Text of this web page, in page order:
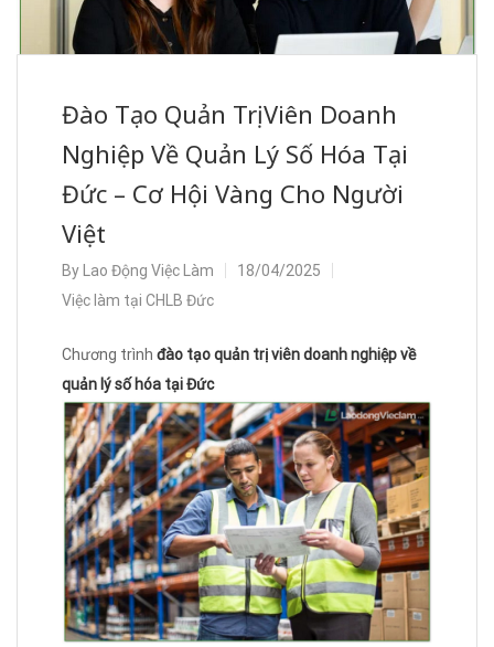
Đào Tạo Quản Trị Viên Doanh
Nghiệp Về Quản Lý Số Hóa Tại
Đức – Cơ Hội Vàng Cho Người
Việt
By Lao Động Việc Làm
18/04/2025
Việc làm tại CHLB Đức
Chương trình đào tạo quản trị viên doanh nghiệp về
quản lý số hóa tại Đức